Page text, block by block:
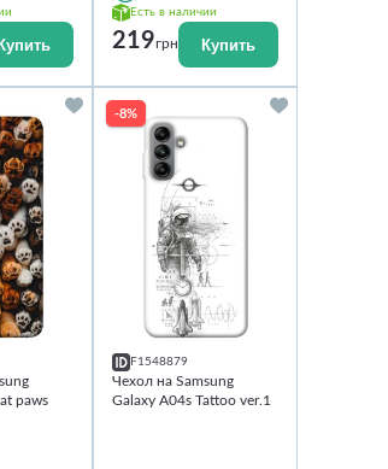
Есть в наличии
219грн Купить
paws
-8%
F1548879
Чехол на Samsung
Galaxy A04s Tattoo ver.1